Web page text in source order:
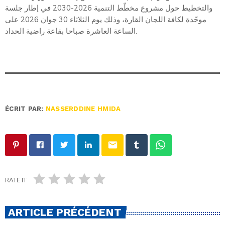
والتخطيط حول مشروع مخطّط التنمية 2026-2030 في إطار جلسة
موحّدة لكافة اللجان القارة، وذلك يوم الثلاثاء 30 جوان 2026 على
الساعة العاشرة صباحا بقاعة راضية الحداد.
ÉCRIT PAR: NASSERDDINE HMIDA
email
RATE IT
ARTICLE PRÉCÉDENT